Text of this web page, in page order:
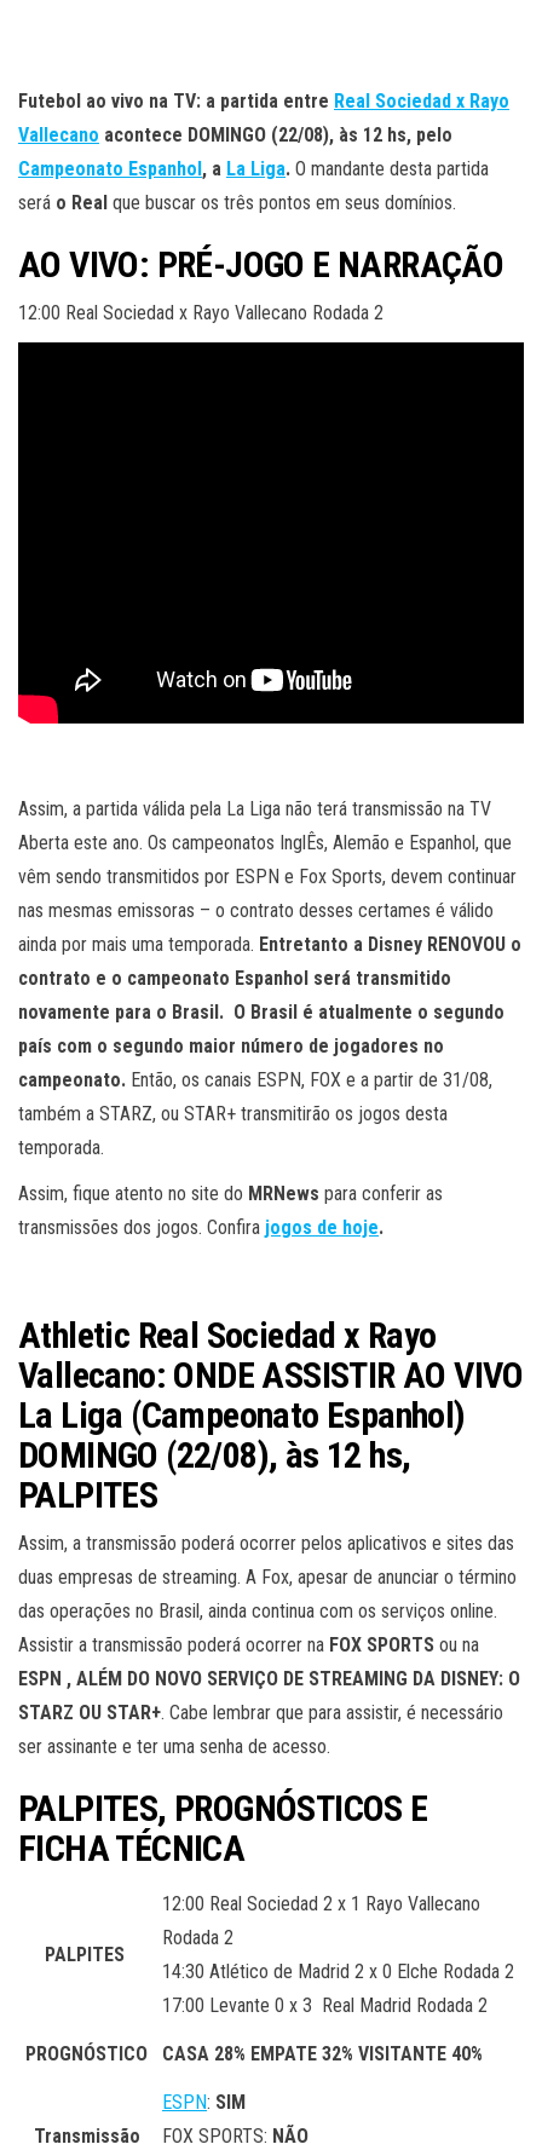
Futebol ao vivo na TV: a partida entre Real Sociedad x Rayo
Vallecano acontece DOMINGO (22/08), às 12 hs, pelo
Campeonato Espanhol, a La Liga. O mandante desta partida
será o Real que buscar os três pontos em seus domínios.
AO VIVO: PRÉ-JOGO E NARRAÇÃO
12:00 Real Sociedad x Rayo Vallecano Rodada 2
Assim, a partida válida pela La Liga não terá transmissão na TV
Aberta este ano. Os campeonatos InglÊs, Alemão e Espanhol, que
vêm sendo transmitidos por ESPN e Fox Sports, devem continuar
nas mesmas emissoras – o contrato desses certames é válido
ainda por mais uma temporada. Entretanto a Disney RENOVOU o
contrato e o campeonato Espanhol será transmitido
novamente para o Brasil. O Brasil é atualmente o segundo
país com o segundo maior número de jogadores no
campeonato. Então, os canais ESPN, FOX e a partir de 31/08,
também a STARZ, ou STAR+ transmitirão os jogos desta
temporada.
Assim, fique atento no site do MRNews para conferir as
transmissões dos jogos. Confira jogos de hoje.
Athletic Real Sociedad x Rayo
Vallecano: ONDE ASSISTIR AO VIVO
La Liga (Campeonato Espanhol)
DOMINGO (22/08), às 12 hs,
PALPITES
Assim, a transmissão poderá ocorrer pelos aplicativos e sites das
duas empresas de streaming. A Fox, apesar de anunciar o término
das operações no Brasil, ainda continua com os serviços online.
Assistir a transmissão poderá ocorrer na FOX SPORTS ou na
ESPN , ALÉM DO NOVO SERVIÇO DE STREAMING DA DISNEY: O
STARZ OU STAR+. Cabe lembrar que para assistir, é necessário
ser assinante e ter uma senha de acesso.
PALPITES, PROGNÓSTICOS E
FICHA TÉCNICA
PALPITES
12:00 Real Sociedad 2 x 1 Rayo Vallecano
Rodada 2
14:30 Atlético de Madrid 2 x 0 Elche Rodada 2
17:00 Levante 0 x 3 Real Madrid Rodada 2
PROGNÓSTICO CASA 28% EMPATE 32% VISITANTE 40%
Transmissão
ESPN: SIM
FOX SPORTS: NÃO